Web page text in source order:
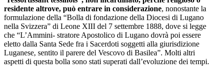
residente altrove, può entrare in considerazione, nonostante la
formulazione della “Bolla di fondazione della Diocesi di Lugano
nella Svizzera” di Leone XIII del 7 settembre 1888, dove si legge
che “L’Ammini- stratore Apostolico di Lugano dovrà poi essere
eletto dalla Santa Sede fra i Sacerdoti soggetti alla giurisdizione
Luganese, sentito il parere del Vescovo di Basilea”. Molti altri
aspetti di questa bolla sono stati superati dall’evoluzione dei tempi.